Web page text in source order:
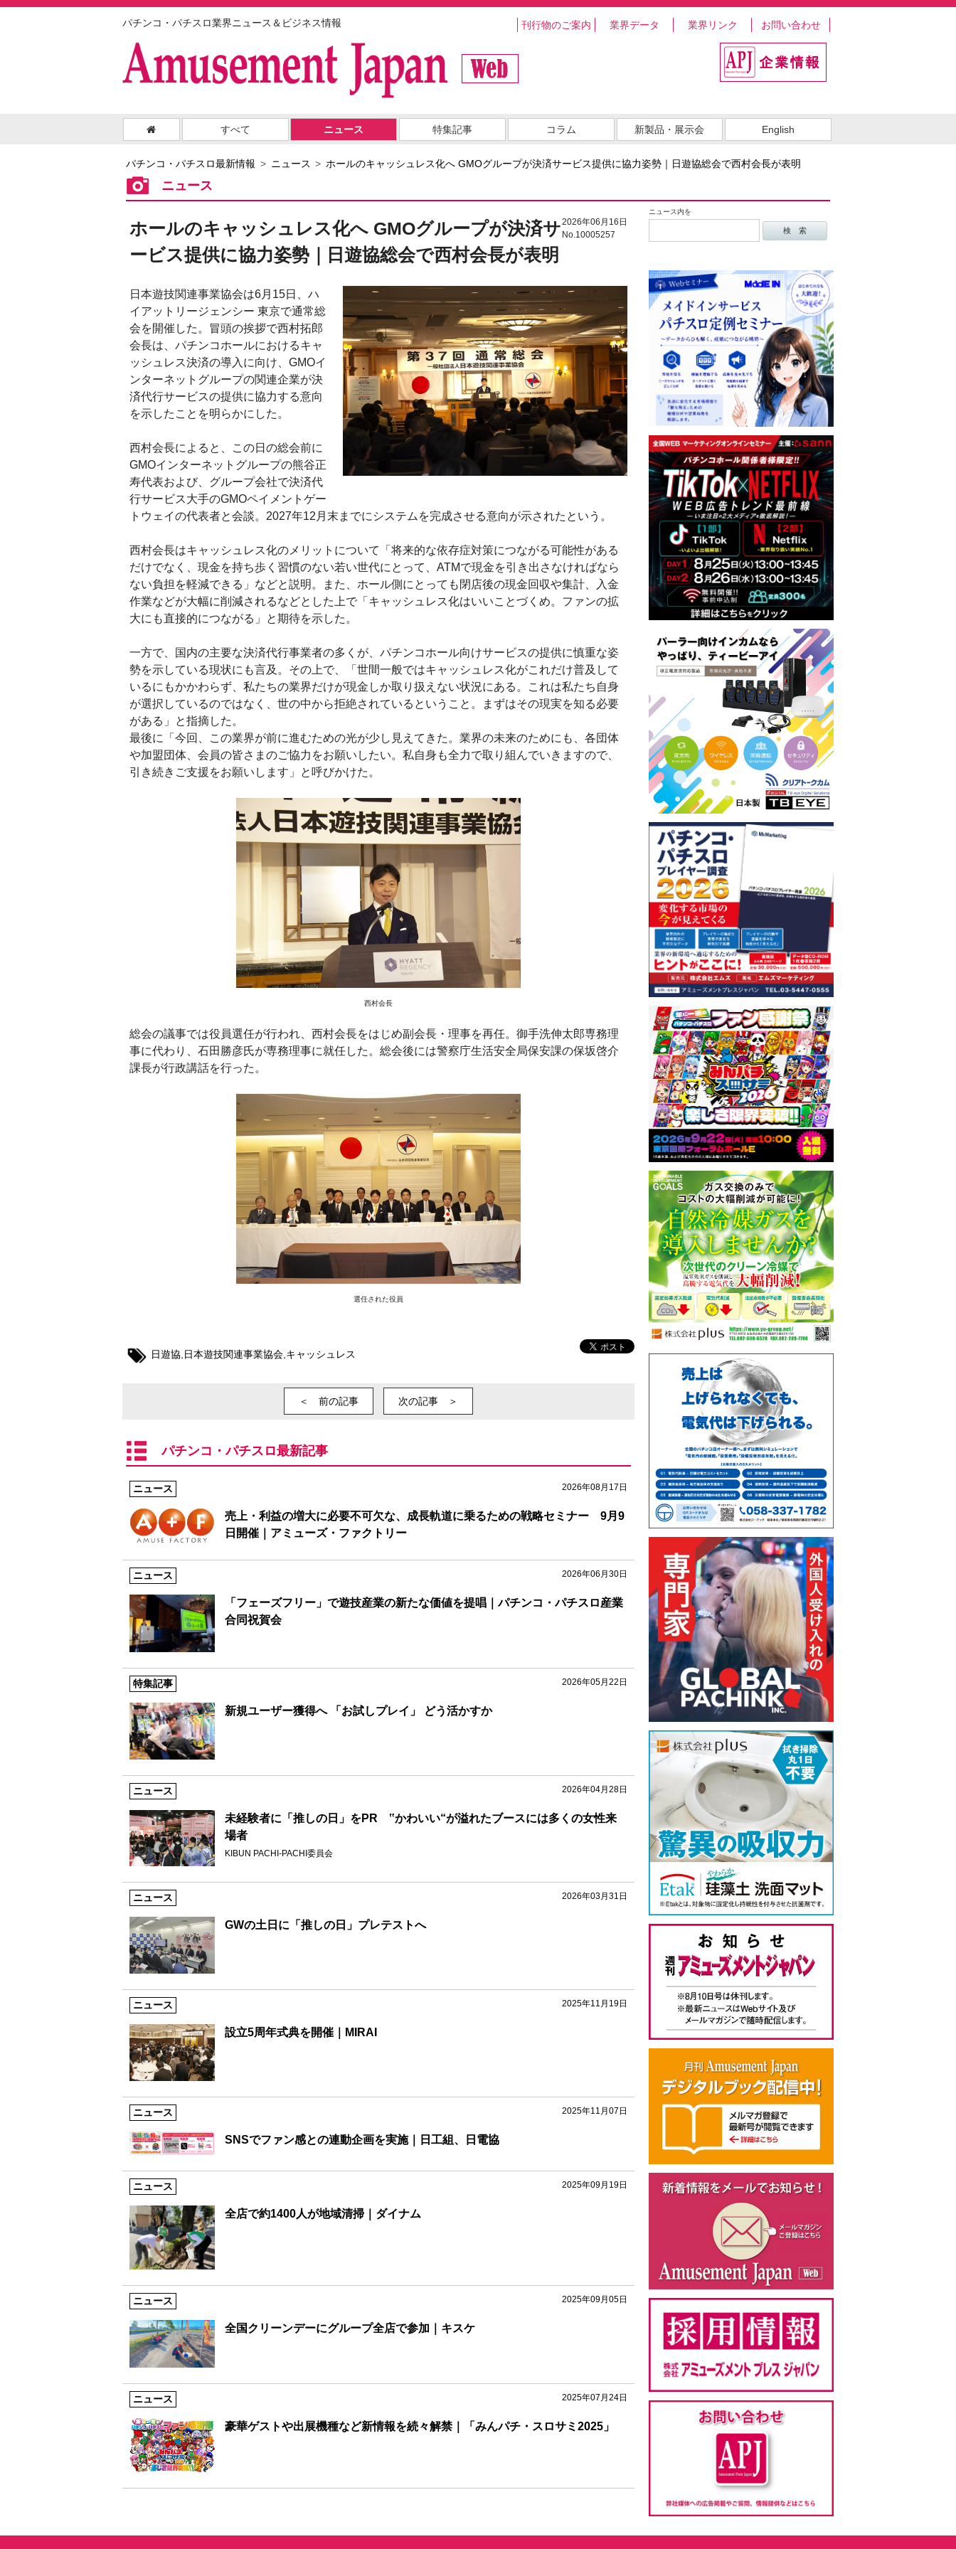
パチンコ・パチスロ業界ニュース＆ビジネス情報 刊行物のご案内 業界データ 業界リンク お問い合わせ
すべて ニュース 特集記事 コラム 新製品・展示会 English
パチンコ・パチスロ最新情報 ニュース ホールのキャッシュレス化へ GMOグループが決済サービス提供に協力姿勢｜日遊協総会で西村会長が表明
ニュース
ニュース内を
2026年06月16日
No.10005257
ホールのキャッシュレス化へ GMOグループが決済サ
ービス提供に協力姿勢｜日遊協総会で西村会長が表明
日本遊技関連事業協会は6月15日、ハ
イアットリージェンシー 東京で通常総
会を開催した。冒頭の挨拶で西村拓郎
会長は、パチンコホールにおけるキャ
ッシュレス決済の導入に向け、GMOイ
ンターネットグループの関連企業が決
済代行サービスの提供に協力する意向
を示したことを明らかにした。
西村会長によると、この日の総会前に
GMOインターネットグループの熊谷正
寿代表および、グループ会社で決済代
行サービス大手のGMOペイメントゲー
トウェイの代表者と会談。2027年12月末までにシステムを完成させる意向が示されたという。
西村会長はキャッシュレス化のメリットについて「将来的な依存症対策につながる可能性がある
だけでなく、現金を持ち歩く習慣のない若い世代にとって、ATMで現金を引き出さなければなら
ない負担を軽減できる」などと説明。また、ホール側にとっても閉店後の現金回収や集計、入金
作業などが大幅に削減されるなどとした上で「キャッシュレス化はいいことづくめ。ファンの拡
大にも直接的につながる」と期待を示した。
一方で、国内の主要な決済代行事業者の多くが、パチンコホール向けサービスの提供に慎重な姿
勢を示している現状にも言及。その上で、「世間一般ではキャッシュレス化がこれだけ普及して
いるにもかかわらず、私たちの業界だけが現金しか取り扱えない状況にある。これは私たち自身
が選択しているのではなく、世の中から拒絶されているということ。まずはその現実を知る必要
がある」と指摘した。
最後に「今回、この業界が前に進むための光が少し見えてきた。業界の未来のためにも、各団体
や加盟団体、会員の皆さまのご協力をお願いしたい。私自身も全力で取り組んでいきますので、
引き続きご支援をお願いします」と呼びかけた。
西村会長
総会の議事では役員選任が行われ、西村会長をはじめ副会長・理事を再任。御手洗伸太郎専務理
事に代わり、石田勝彦氏が専務理事に就任した。総会後には警察庁生活安全局保安課の保坂啓介
課長が行政講話を行った。
選任された役員
日遊協,日本遊技関連事業協会,キャッシュレス
＜ 前の記事 次の記事 ＞
パチンコ・パチスロ最新記事
2026年08月17日
ニュース
売上・利益の増大に必要不可欠な、成長軌道に乗るための戦略セミナー 9月9
日開催｜アミューズ・ファクトリー
2026年06月30日
ニュース
「フェーズフリー」で遊技産業の新たな価値を提唱｜パチンコ・パチスロ産業
合同祝賀会
2026年05月22日
特集記事
新規ユーザー獲得へ 「お試しプレイ」 どう活かすか
2026年04月28日
ニュース
未経験者に「推しの日」をPR ‟かわいい“が溢れたブースには多くの女性来
場者
KIBUN PACHI-PACHI委員会
2026年03月31日
ニュース
GWの土日に「推しの日」プレテストへ
2025年11月19日
ニュース
設立5周年式典を開催｜MIRAI
2025年11月07日
ニュース
SNSでファン感との連動企画を実施｜日工組、日電協
2025年09月19日
ニュース
全店で約1400人が地域清掃｜ダイナム
2025年09月05日
ニュース
全国クリーンデーにグループ全店で参加｜キスケ
2025年07月24日
ニュース
豪華ゲストや出展機種など新情報を続々解禁｜「みんパチ・スロサミ2025」